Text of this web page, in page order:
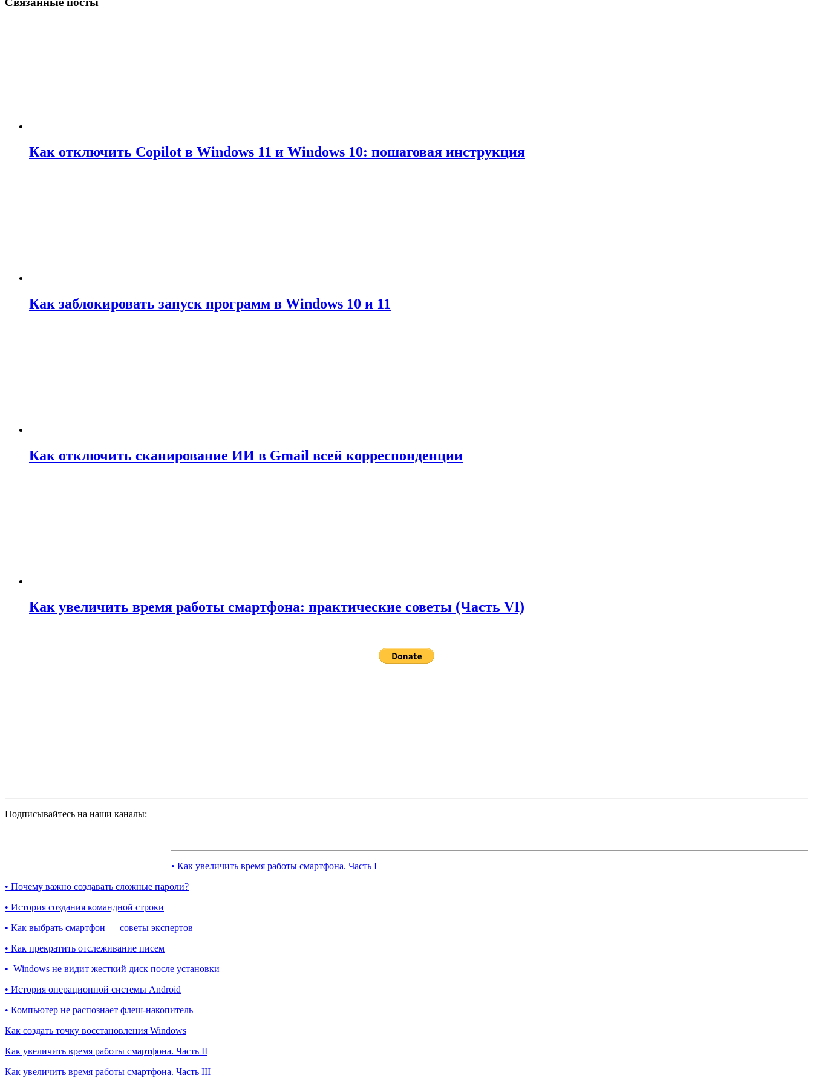
Как отключить Copilot в Windows 11 и Windows 10: пошаговая инструкция
Как заблокировать запуск программ в Windows 10 и 11
Как отключить сканирование ИИ в Gmail всей корреспонденции
Как увеличить время работы смартфона: практические советы (Часть VI)
Подписывайтесь на наши каналы:
• Как увеличить время работы смартфона. Часть I
• Почему важно создавать сложные пароли?
• История создания командной строки
• Как выбрать смартфон — советы экспертов
• Как прекратить отслеживание писем
• Windows не видит жесткий диск после установки
• История операционной системы Android
• Компьютер не распознает флеш-накопитель
Как создать точку восстановления Windows
Как увеличить время работы смартфона. Часть II
Как увеличить время работы смартфона. Часть III